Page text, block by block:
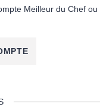
Meilleur du Chef ou